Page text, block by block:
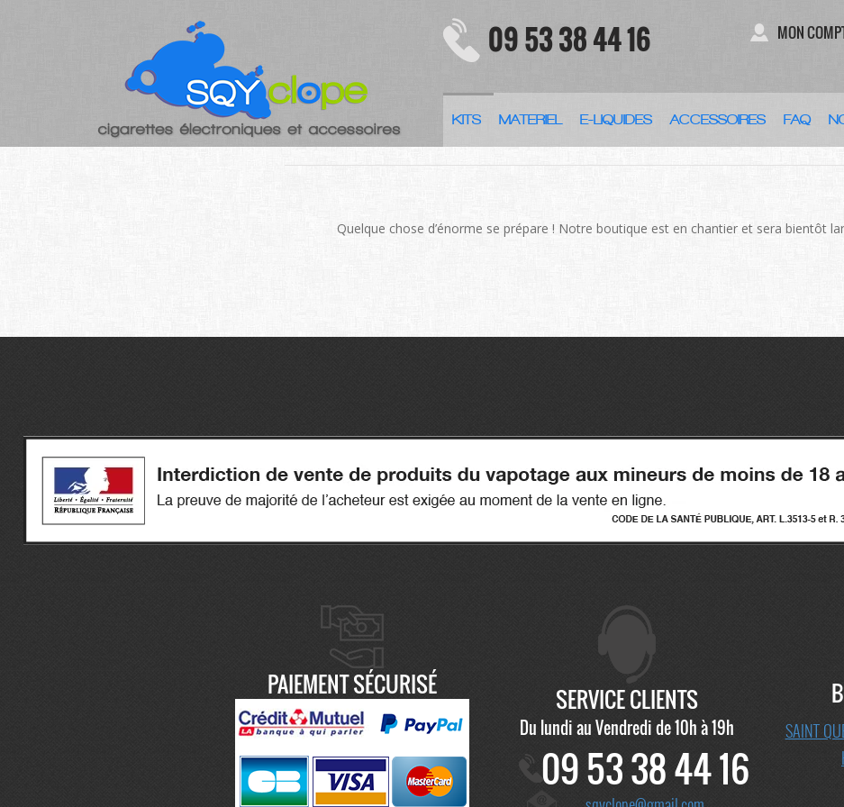
09 53 38 44 16 MON
KITS MATERIEL E-LIQUIDES ACCESSOIRES FAQ
DE GRANDES CHOSES SE PROFILENT À
Quelque chose d’énorme se prépare ! Notre boutique est en chantier et sera bientôt
PAIEMENT SÉCURISÉ SERVICE CLIENTS
Du lundi au Vendredi de 10h à 19h
09 53 38 44 16
SAINT